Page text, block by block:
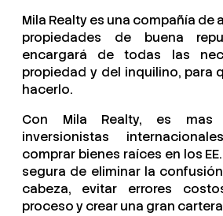
Mila Realty es una compañía
propiedades de buena
encargará de todas las
propiedad y del inquilino, para
hacerlo.
Con Mila Realty, es
inversionistas
comprar bienes raíces en los EE.
segura de eliminar la
cabeza, evitar errores
proceso y crear una gran